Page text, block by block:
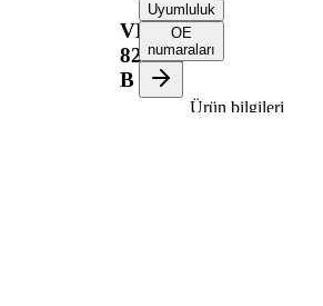
VKDS
825000
B
Uyumluluk
OE
numaraları
Ürün bilgileri